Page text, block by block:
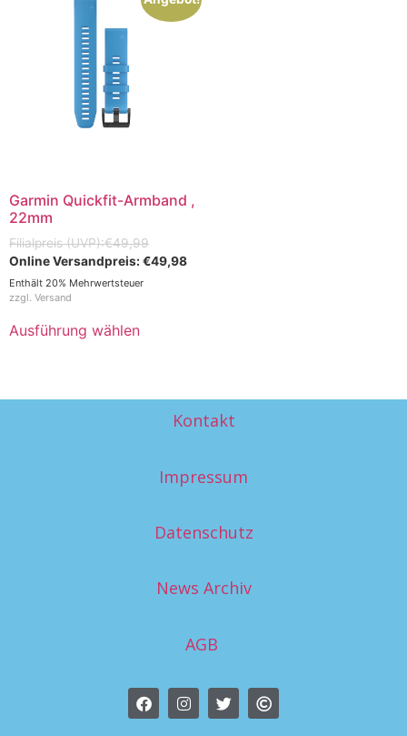
Garmin Quickfit-Armband ,
22mm
€49,99
€49,98
Enthält 20% Mehrwertsteuer
zzgl. Versand
Ausführung wählen
Kontakt
Impressum
Datenschutz
News Archiv
AGB